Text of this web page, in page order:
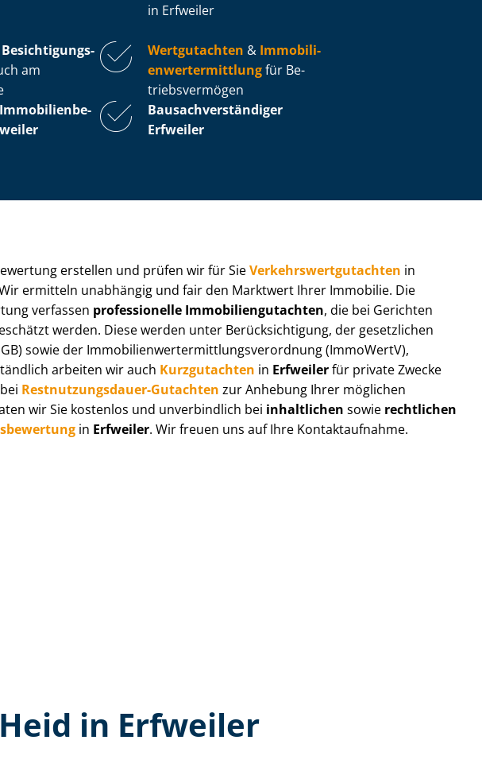
in Erfweiler
am
Wertgutachten & Im­mo­bi­li­
en­wert­ermitt­lungfür Be­
triebs­ver­mö­gen
Bau­sach­ver­stän­di­ger
Erfweiler
erstellen und prüfen wir für SieVer­kehrs­wert­gut­ach­ten in
ermitteln unabhängig und fair den Marktwert Ihrer Immobilie. Die
verfassen professionelle Im­mo­bi­li­en­gut­ach­ten, die bei Gerichten
werden. Diese werden unter Be­rück­sich­ti­gung, der gesetzlichen
sowie der Im­mo­bi­li­en­wert­ermitt­lungs­ver­ord­nung (ImmoWertV),
arbeiten wir auch Kurzgutachten in Erfweilerfür private Zwecke
Rest­nut­zungs­dau­er-Gutachten zur Anhebung Ihrer möglichen
wir Sie kostenlos und unverbindlich bei inhaltlichen sowie rechtlichen
in Erfweiler. Wir freuen uns auf Ihre Kontaktaufnahme.
in Erfweiler